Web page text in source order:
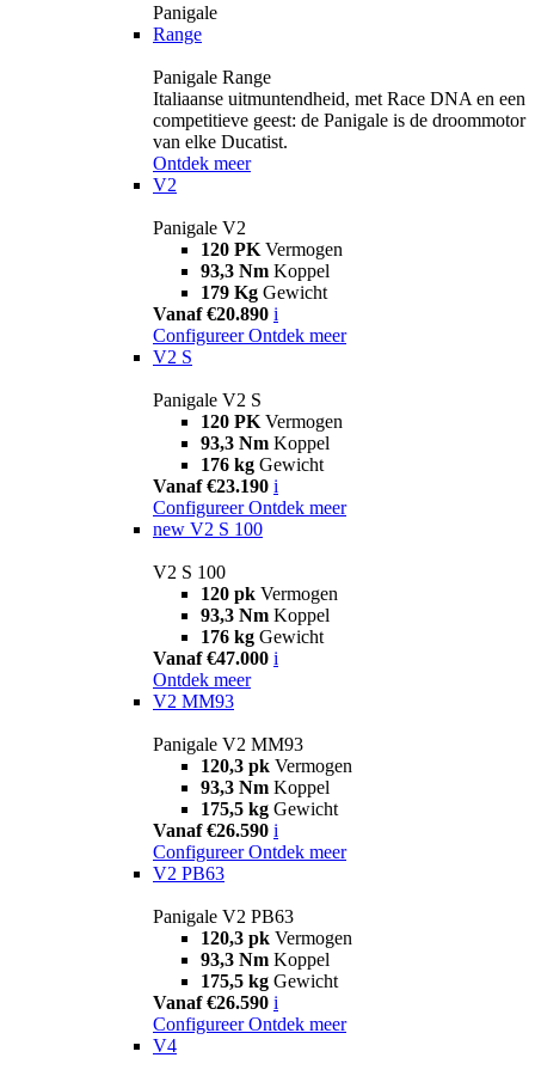
Panigale
Range
Panigale Range
Italiaanse uitmuntendheid, met Race DNA en een
competitieve geest: de Panigale is de droommotor
van elke Ducatist.
Ontdek meer
V2
Panigale V2
120 PK Vermogen
93,3 Nm Koppel
179 Kg Gewicht
Vanaf €20.890 i
Configureer Ontdek meer
V2 S
Panigale V2 S
120 PK Vermogen
93,3 Nm Koppel
176 kg Gewicht
Vanaf €23.190 i
Configureer Ontdek meer
new V2 S 100
V2 S 100
120 pk Vermogen
93,3 Nm Koppel
176 kg Gewicht
Vanaf €47.000 i
Ontdek meer
V2 MM93
Panigale V2 MM93
120,3 pk Vermogen
93,3 Nm Koppel
175,5 kg Gewicht
Vanaf €26.590 i
Configureer Ontdek meer
V2 PB63
Panigale V2 PB63
120,3 pk Vermogen
93,3 Nm Koppel
175,5 kg Gewicht
Vanaf €26.590 i
Configureer Ontdek meer
V4